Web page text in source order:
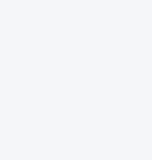
この記事は役に立